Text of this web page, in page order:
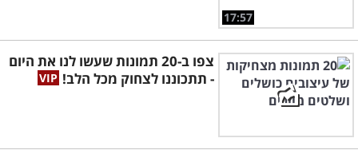
17:57
צפו ב-20 תמונות שעשו לנו את היום
- תתכוננו לצחוק מכל הלב!